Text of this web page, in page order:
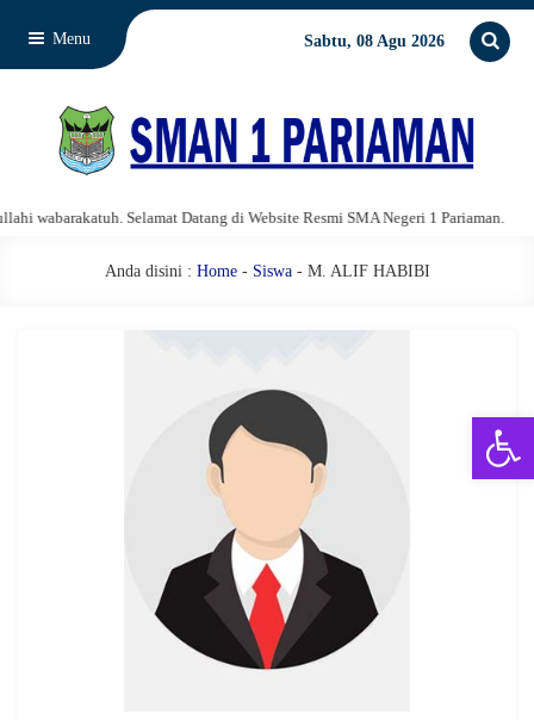
Menu Sabtu, 08 Agu 2026
wabarakatuh. Selamat Datang di Website Resmi SMA Negeri 1 Pariaman.
Anda disini : Home- Siswa- M. ALIF HABIBI